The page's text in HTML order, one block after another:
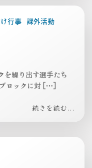
行事 課外活動
を繰り出す選手たち
ロックに対 […]
続きを読む...